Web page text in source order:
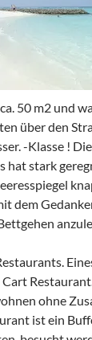
50 m2 und
über den
-Klasse !
hat stark
dem
ohne
ist ein